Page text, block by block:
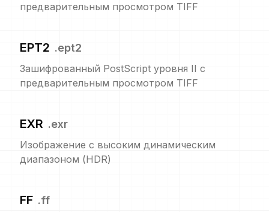
предварительным просмотром TIFF
EPT2 .ept2
Зашифрованный PostScript уровня II с
предварительным просмотром TIFF
EXR .exr
Изображение с высоким динамическим
диапазоном (HDR)
FF .ff